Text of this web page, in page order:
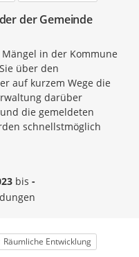
der Gemeinde
in der Kommune
über den
auf kurzem Wege die
darüber
die gemeldeten
schnellstmöglich
bis -
Räumliche Entwicklung